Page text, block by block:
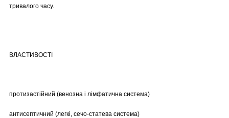
тривалого часу.
ВЛАСТИВОСТІ
протизастійний (венозна і лімфатична система)
антисептичний (легкі, сечо-статева система)